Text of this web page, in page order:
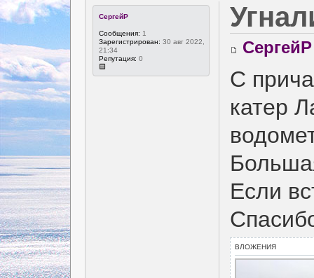
СергейР
Сообщения: 1
Зарегистрирован: 30 авг 2022,
21:34
Репутация: 0
СергейР
С
катер
Если
ВЛОЖЕНИЯ